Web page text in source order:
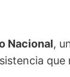
Nacional,
que